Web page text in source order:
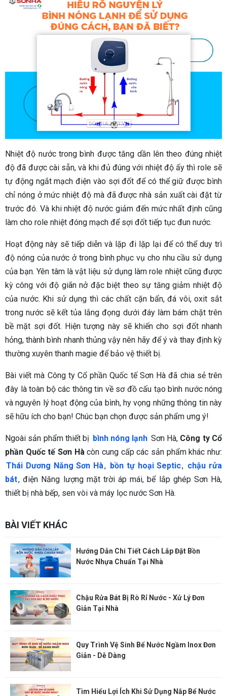
Nhiệt độ nước trong bình được tăng dần lên theo đúng nhiệt
độ đã được cài sẵn, và khi đủ đúng với nhiệt độ ấy thì role sẽ
tự động ngắt mạch điện vào sợi đốt để có thể giữ được bình
chỉ nóng ở mức nhiệt độ mà đã được nhà sản xuất cài đặt từ
trước đó. Và khi nhiệt độ nước giảm đến mức nhất định cũng
làm cho role nhiệt đóng mạch để sợi đốt tiếp tục đun nước.
Hoạt động này sẽ tiếp diễn và lặp đi lặp lại để có thể duy trì
độ nóng của nước ở trong bình phục vụ cho nhu cầu sử dụng
của bạn. Yên tâm là vật liệu sử dụng làm role nhiệt cũng được
kỳ công với độ giãn nở đặc biệt theo sự tăng giảm nhiệt độ
của nước. Khi sử dụng thì các chất cặn bẩn, đá vôi, oxit sắt
trong nước sẽ kết tủa lắng đọng dưới đáy làm bám chặt trên
bề mặt sợi đốt. Hiện tượng này sẽ khiến cho sợi đốt nhanh
hỏng, thành bình nhanh thủng vậy nên hãy để ý và thay định kỳ
thường xuyên thanh magie để bảo vệ thiết bị.
Bài viết mà Công ty Cổ phần Quốc tế Sơn Hà đã chia sẻ trên
đây là toàn bộ các thông tin về sơ đồ cấu tạo bình nước nóng
và nguyên lý hoạt động của bình, hy vọng những thông tin này
sẽ hữu ích cho bạn! Chúc bạn chọn được sản phẩm ưng ý!
Ngoài sản phẩm thiết bị bình nóng lạnh Sơn Hà, Công ty Cổ
phần Quốc tế Sơn Hàcòn cung cấp các sản phẩm khác như:
Thái Dương Năng Sơn Hà, bồn tự hoại Septic, chậu rửa
bát, điện Năng lượng mặt trời áp mái, bể lắp ghép Sơn Hà,
thiết bị nhà bếp, sen vòi và máy lọc nước Sơn Hà.
BÀI VIẾT KHÁC
Hướng Dẫn Chi Tiết Cách Lắp Đặt Bồn
Nước Nhựa Chuẩn Tại Nhà
Chậu Rửa Bát Bị Rò Rỉ Nước - Xử Lý Đơn
Giản Tại Nhà
Quy Trình Vệ Sinh Bể Nước Ngầm Inox Đơn
Giản - Dễ Dàng
Tìm Hiểu Lợi Ích Khi Sử Dụng Nắp Bể Nước